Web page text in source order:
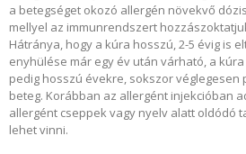
a betegséget okozó allergén növekvő
mellyel az immunrendszert
Hátránya, hogy a kúra hosszú, 2-5 évig is
enyhülése már egy év után várható, a
pedig hosszú évekre, sokszor véglegesen
beteg. Korábban az allergént injekcióban
allergént cseppek vagy nyelv alatt oldódó
lehet vinni.